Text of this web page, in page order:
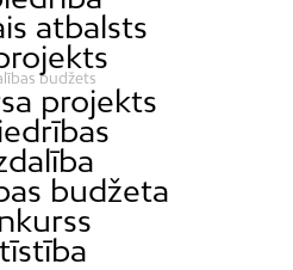
atbalsts
budžets
projekts
budžeta